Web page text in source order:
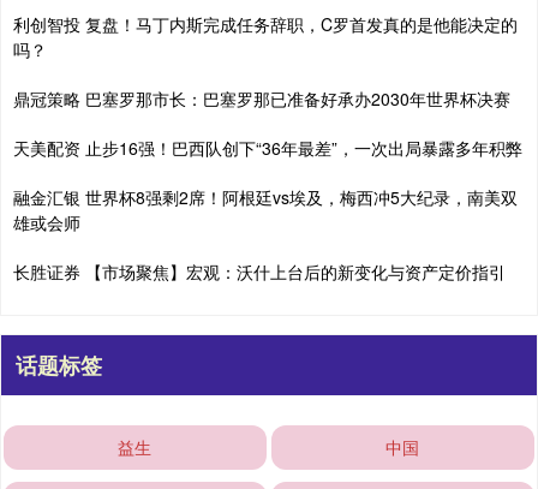
利创智投 复盘！马丁内斯完成任务辞职，C罗首发真的是他能决定的
吗？
鼎冠策略 巴塞罗那市长：巴塞罗那已准备好承办2030年世界杯决赛
天美配资 止步16强！巴西队创下“36年最差”，一次出局暴露多年积弊
融金汇银 世界杯8强剩2席！阿根廷vs埃及，梅西冲5大纪录，南美双
雄或会师
长胜证券 【市场聚焦】宏观：沃什上台后的新变化与资产定价指引
话题标签
益生 中国